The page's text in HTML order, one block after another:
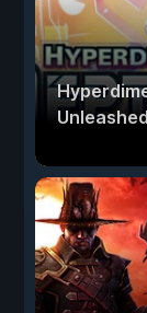
Unleashed